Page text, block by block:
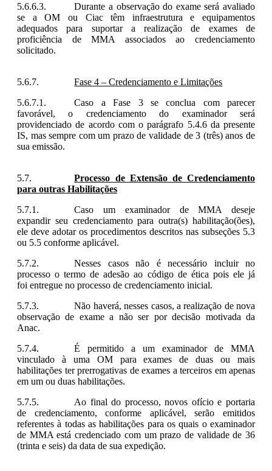
Durante a observação do exame será avaliado
se a OM ou Ciac têm infraestrutura e equipamentos
adequados para suportar a realização de exames de
proficiência de MMA associados ao credenciamento
solicitado.
Fase 4 – Credenciamento e Limitações
Caso a Fase 3 se conclua com parecer
favorável, o credenciamento do examinador será
providenciado de acordo com o parágrafo 5.4.6 da presente
IS, mas sempre com um prazo de validade de 3 (três) anos de
sua emissão.
Processo de Extensão de Credenciamento
para outras Habilitações
Caso um examinador de MMA deseje
expandir seu credenciamento para outra(s) habilitação(ões),
ele deve adotar os procedimentos descritos nas subseções 5.3
ou 5.5 conforme aplicável.
Nesses casos não é necessário incluir no
processo o termo de adesão ao código de ética pois ele já
foi entregue no processo de credenciamento inicial.
Não haverá, nesses casos, a realização de nova
observação de exame a não ser por decisão motivada da
Anac.
É permitido a um examinador de MMA
vinculado à uma OM para exames de duas ou mais
habilitações ter prerrogativas de exames a terceiros em apenas
em um ou duas habilitações.
Ao final do processo, novos ofício e portaria
de credenciamento, conforme aplicável, serão emitidos
referentes à todas as habilitações para os quais o examinador
de MMA está credenciado com um prazo de validade de 36
(trinta e seis) da data de sua expedição.